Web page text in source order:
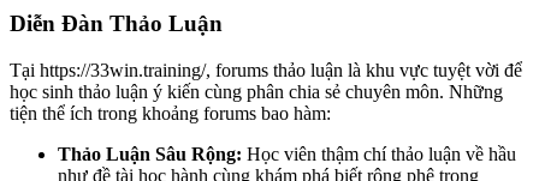
Diễn Đàn Thảo Luận
Tại https://33win.training/, forums thảo luận là khu vực tuyệt vời để
học sinh thảo luận ý kiến cùng phân chia sẻ chuyên môn. Những
tiện thể ích trong khoảng forums bao hàm:
Thảo Luận Sâu Rộng: Học viên thậm chí thảo luận về hầu
như đề tài học hành cùng khám phá biết rộng phệ trong